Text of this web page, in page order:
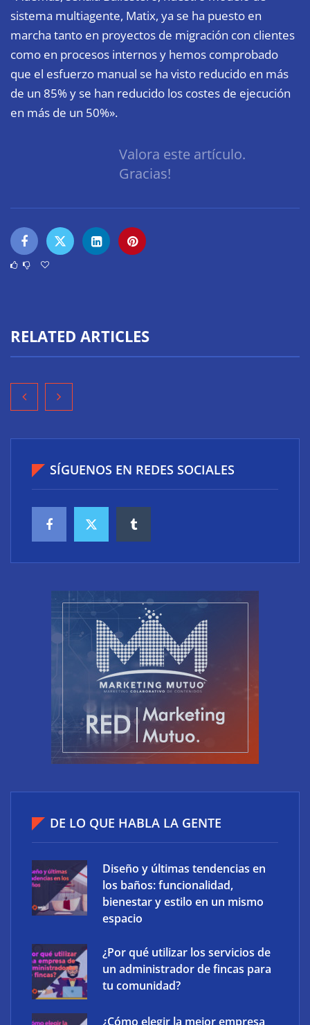
sistema multiagente, Matix, ya se ha puesto en
marcha tanto en proyectos de migración con clientes
como en procesos internos y hemos comprobado
que el esfuerzo manual se ha visto reducido en más
de un 85% y se han reducido los costes de ejecución
en más de un 50%».
Valora este artículo.
Gracias!
RELATED ARTICLES
una mayor eficiencia y una menor complejidad con
su cartera integrada y soluciones inteligentes
Ucademy lanza la marca Polaris para adaptar la
preparación de oposiciones al perfil del estudiante
SÍGUENOS EN REDES SOCIALES
DE LO QUE HABLA LA GENTE
Diseño y últimas tendencias en
los baños: funcionalidad,
bienestar y estilo en un mismo
espacio
¿Por qué utilizar los servicios de
un administrador de fincas para
tu comunidad?
¿Cómo elegir la mejor empresa